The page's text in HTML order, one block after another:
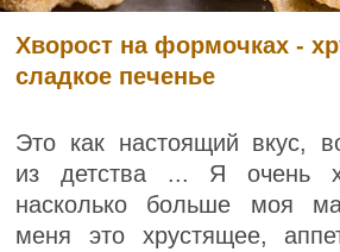
Хворост на формочках -
сладкое печенье
Это как настоящий вкус,
из детства ... Я очень
насколько больше моя
меня это хрустящее,